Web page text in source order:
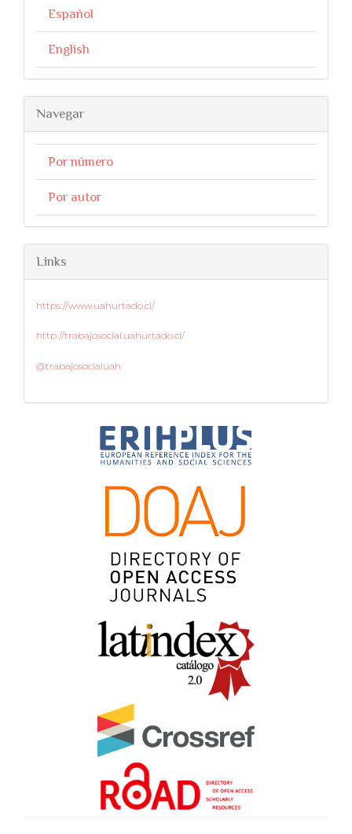
Español
English
Navegar
Por número
Por autor
Links
https://www.uahurtado.cl/
http://trabajosocial.uahurtado.cl/
@trabajosocialuah